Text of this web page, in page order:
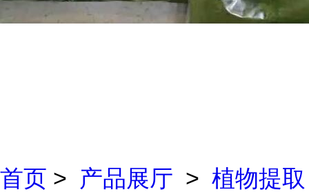
首页 > 产品展厅 > 植物提取